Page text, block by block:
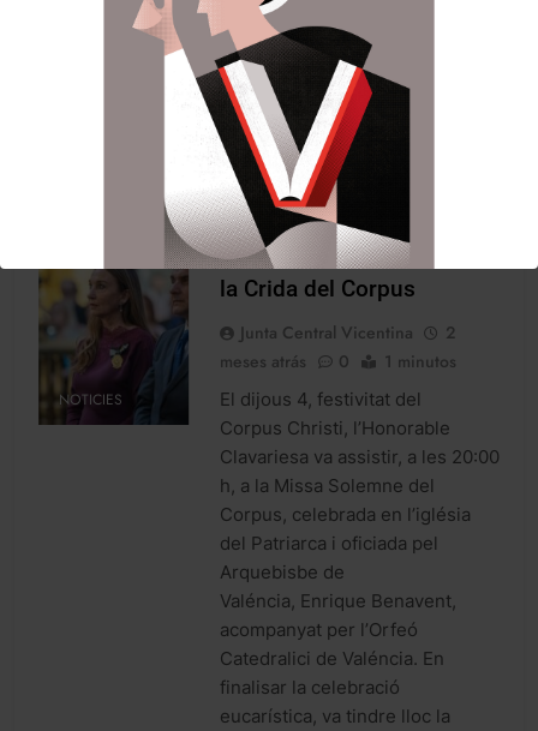
D. Enrique Benavent. En finalisar
la cerimònia, i des de la Casa
Vestuari, va presenciar a les
12:00 h la Cavalcata del Convit,
en la que el Capellà de les
Roques va invitar…
LLegir noticia
NOTICIES
L’Honorable Clavariesa en
la Crida del Corpus
Junta Central Vicentina
2
meses atrás
0 1 minutos
El dijous 4, festivitat del
Corpus Christi, l’Honorable
Clavariesa va assistir, a les 20:00
h, a la Missa Solemne del
Corpus, celebrada en l’iglésia
del Patriarca i oficiada pel
Arquebisbe de
Valéncia, Enrique Benavent,
acompanyat per l’Orfeó
Catedralici de Valéncia. En
finalisar la celebració
eucarística, va tindre lloc la